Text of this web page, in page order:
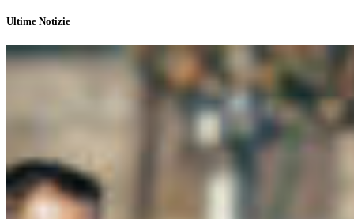
Ultime Notizie